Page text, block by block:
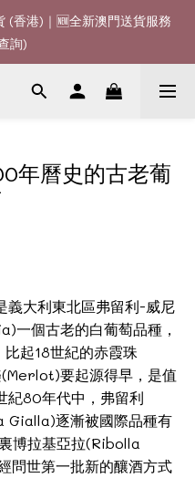
(香港)｜🆕全新澳門送貨服務
詢)
(香港)｜🆕全新澳門送貨服務
詢)
我地😊｜🤵👰Wine Couple
詢)
年曆史的古老葡
大利東北區弗留利-威尼
個古老的白葡萄品種，
起18世紀的赤霞珠
要起源得早，是值
紀80年代中，弗留利
逐漸被國際品種有
博拉基亞拉(Ribolla
問世第一批新的釀酒方式